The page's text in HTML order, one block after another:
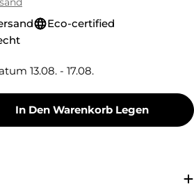
Eco-certified
13.08. - 17.08.
Toner Toner-Kit Gelb
My Green Toner Toner-
In Den Warenkorb Legen